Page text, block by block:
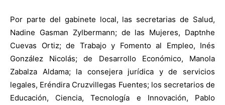
Por parte del gabinete local, las secretarias de Salud,
Nadine Gasman Zylbermann; de las Mujeres, Daptnhe
Cuevas Ortiz; de Trabajo y Fomento al Empleo, Inés
González Nicolás; de Desarrollo Económico, Manola
Zabalza Aldama; la consejera jurídica y de servicios
legales, Eréndira Cruzvillegas Fuentes; los secretarios de
Educación, Ciencia, Tecnología e Innovación, Pablo